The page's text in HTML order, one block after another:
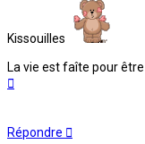
Kissouilles
La vie est faîte pour
Répondre